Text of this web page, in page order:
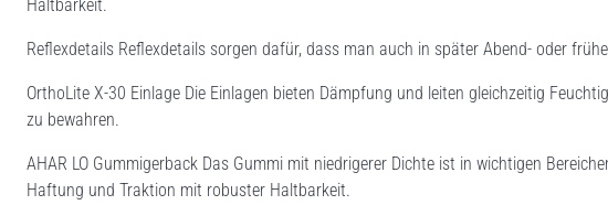
Haltbarkeit.
Reflexdetails Reflexdetails sorgen dafür, dass man auch in später Abend- oder
OrthoLite X-30 Einlage Die Einlagen bieten Dämpfung und leiten gleichzeitig
zu bewahren.
AHAR LO Gummigerback Das Gummi mit niedrigerer Dichte ist in wichtigen
Haftung und Traktion mit robuster Haltbarkeit.